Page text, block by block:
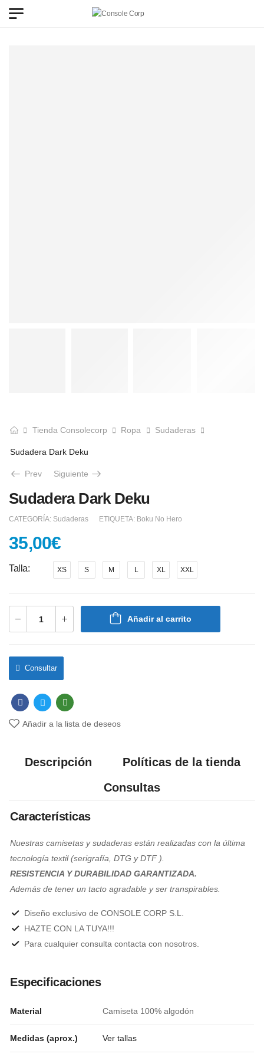
Tienda Consolecorp Ropa Sudaderas
Sudadera Dark Deku
Prev Siguiente
Sudadera Dark Deku
CATEGORÍA: Sudaderas ETIQUETA: Boku No Hero
35,00€
Talla XS S M L XL XXL
Añadir al carrito
Consultar
Añadir a la lista de deseos
Descripción
Políticas de la tienda
Consultas
Características
Nuestras camisetas y sudaderas están realizadas con la última
tecnología textil (serigrafía, DTG y DTF ).
RESISTENCIA Y DURABILIDAD GARANTIZADA.
Además de tener un tacto agradable y ser transpirables.
Diseño exclusivo de CONSOLE CORP S.L.
HAZTE CON LA TUYA!!!
Para cualquier consulta contacta con nosotros.
Especificaciones
Material Camiseta 100% algodón
Medidas (aprox.) Ver tallas